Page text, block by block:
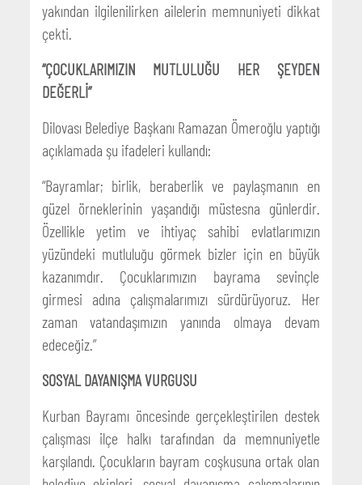
yakından ilgilenilirken ailelerin memnuniyeti dikkat
çekti.
“ÇOCUKLARIMIZIN MUTLULUĞU HER ŞEYDEN
DEĞERLİ”
Dilovası Belediye Başkanı Ramazan Ömeroğlu yaptığı
açıklamada şu ifadeleri kullandı:
“Bayramlar; birlik, beraberlik ve paylaşmanın en
güzel örneklerinin yaşandığı müstesna günlerdir.
Özellikle yetim ve ihtiyaç sahibi evlatlarımızın
yüzündeki mutluluğu görmek bizler için en büyük
kazanımdır. Çocuklarımızın bayrama sevinçle
girmesi adına çalışmalarımızı sürdürüyoruz. Her
zaman vatandaşımızın yanında olmaya devam
edeceğiz.”
SOSYAL DAYANIŞMA VURGUSU
Kurban Bayramı öncesinde gerçekleştirilen destek
çalışması ilçe halkı tarafından da memnuniyetle
karşılandı. Çocukların bayram coşkusuna ortak olan